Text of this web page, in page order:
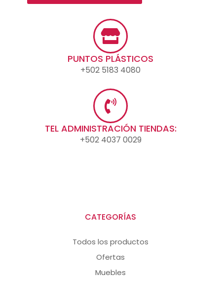
PUNTOS PLÁSTICOS
+502 5183 4080
TEL ADMINISTRACIÓN TIENDAS:
+502 4037 0029
CATEGORÍAS
Todos los productos
Ofertas
Muebles